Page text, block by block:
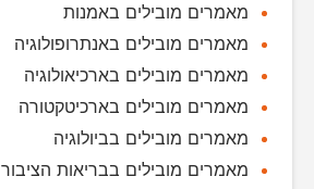
מאמרים מובילים באמנות
מאמרים מובילים באנתרופולוגיה
מאמרים מובילים בארכיאולוגיה
מאמרים מובילים בארכיטקטורה
מאמרים מובילים בביולוגיה
מאמרים מובילים בבריאות הציבור